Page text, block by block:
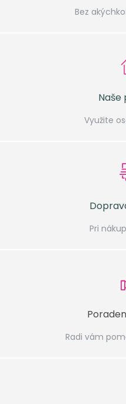
Bez
Naše
Využite
Pri
Radi vám